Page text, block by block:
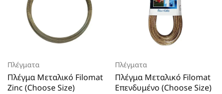
Πλέγματα
Πλέγμα Μεταλικό Filomat
Zinc (Choose Size)
Πλέγματα
Πλέγμα Μεταλικό Filomat
Επενδυμένο (Choose Size)